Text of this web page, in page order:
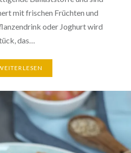
mit frischen Früchten und
oder Joghurt wird
das…